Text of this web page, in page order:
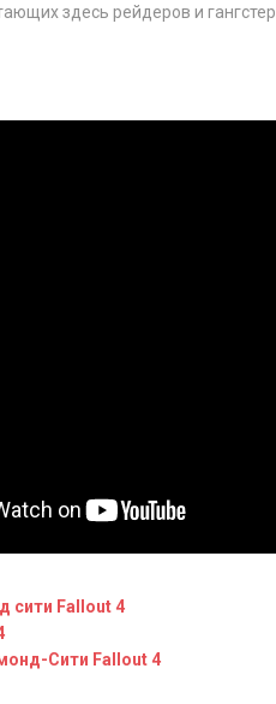
здесь рейдеров и
сити Fallout 4
Сити Fallout 4